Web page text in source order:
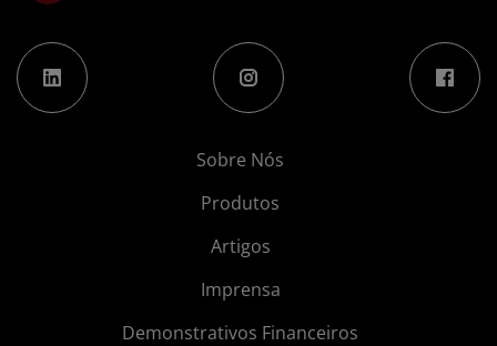
Sobre Nós
Produtos
Artigos
Imprensa
Demonstrativos Financeiros